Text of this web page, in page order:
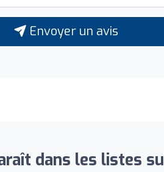
Envoyer un avis
dans les listes